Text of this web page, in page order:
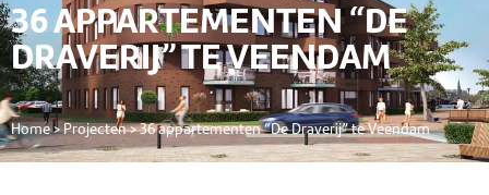
36 APPARTEMENTEN “DE
DRAVERIJ” TE VEENDAM
Home>Projecten>36 appartementen “De Draverij” te Veendam